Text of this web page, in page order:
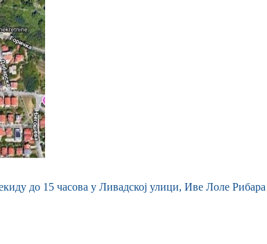
до 15 часова у Ливадској улици, Иве Лоле Рибара